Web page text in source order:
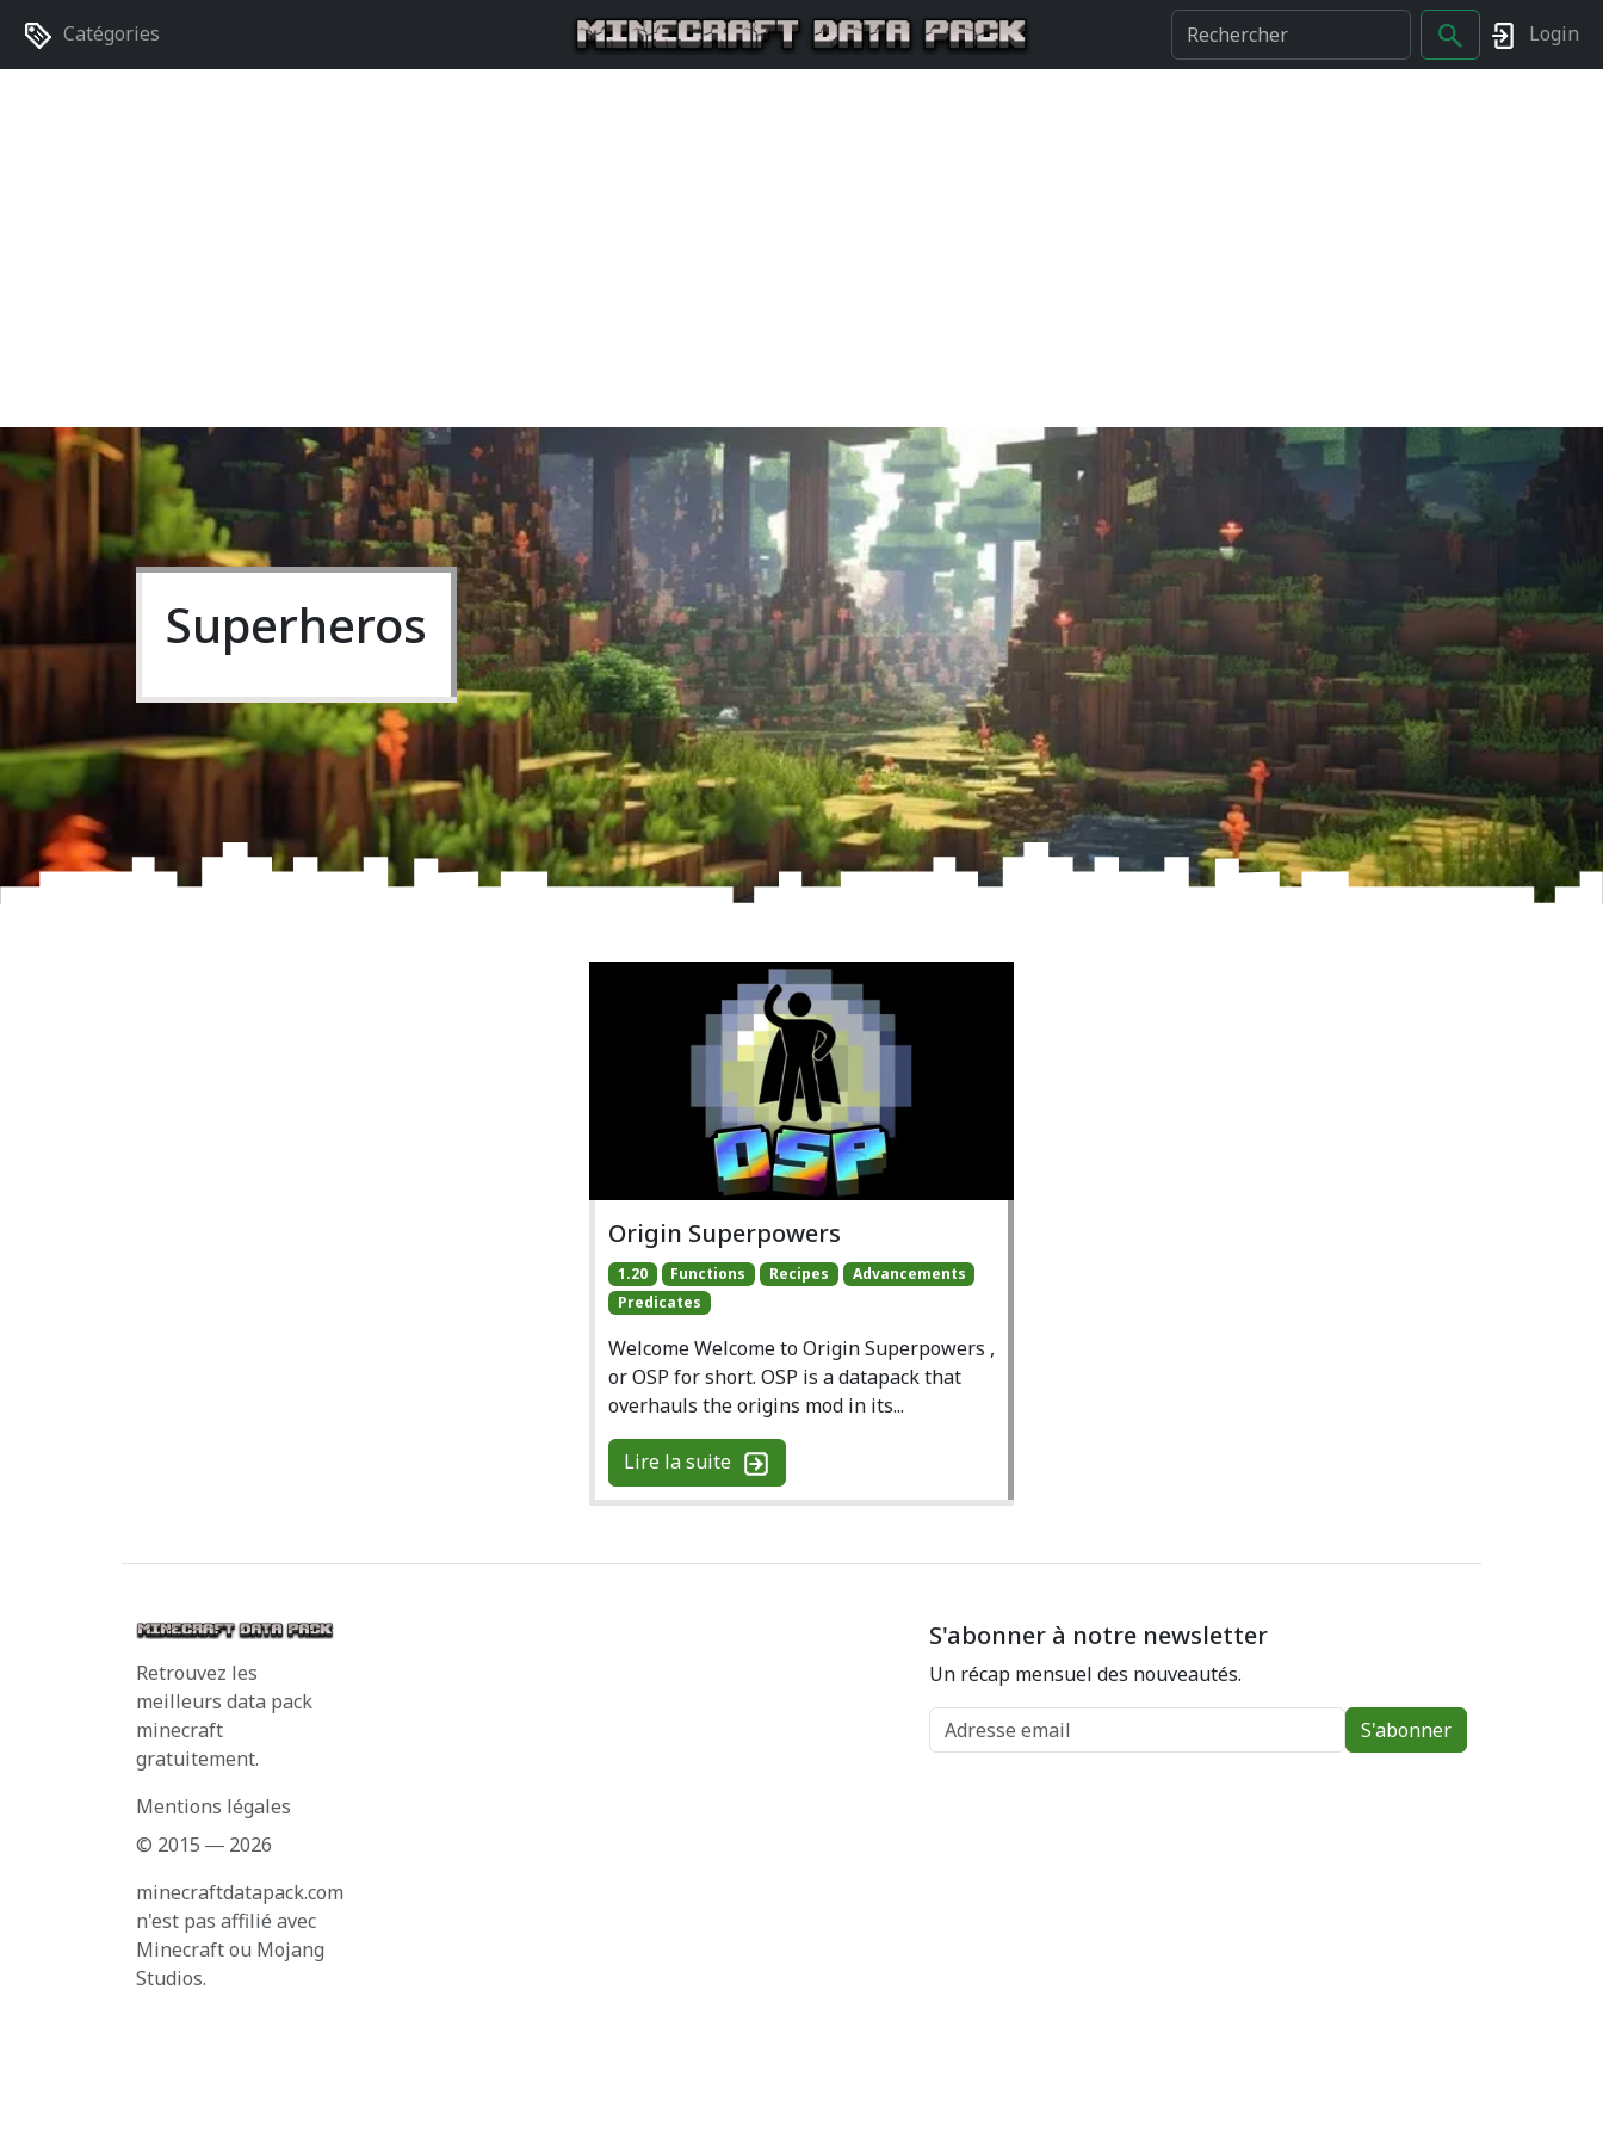
Catégories Login
Superheros
Origin Superpowers
1.20 Functions Recipes
Advancements
Predicates
Welcome Welcome to Origin Superpowers ,
or OSP for short. OSP is a datapack that
overhauls the origins mod in its...
Lire la suite
Retrouvez les
meilleurs data pack
minecraft
gratuitement.
Mentions légales
© 2015 ― 2026
minecraftdatapack.com
n'est pas affilié avec
Minecraft ou Mojang
Studios.
S'abonner à notre newsletter
Un récap mensuel des nouveautés.
Adresse email
S'abonner